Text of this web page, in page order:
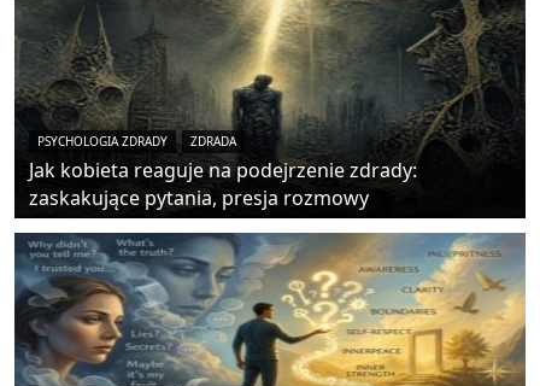
PSYCHOLOGIA ZDRADY ZDRADA
Jak kobieta reaguje na podejrzenie zdrady:
zaskakujące pytania, presja rozmowy